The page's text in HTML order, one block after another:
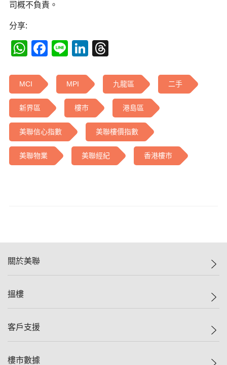
司概不負責。
分享:
WhatsApp
Facebook
LineLinkedIn
MCI MPI 九龍區 二手
新界區 樓巿 港島區
美聯信心指數 美聯樓價指數
美聯物業 美聯經紀 香港樓巿
關於美聯
美聯集團
人才招募
搵樓
一手新盤
客戶支援
自助放盤
樓市數據